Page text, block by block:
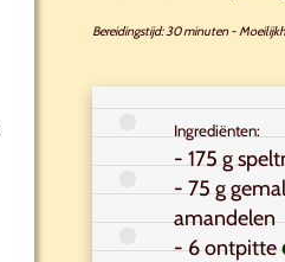
Bereidingstijd: 30 minuten-
Ingrediënten:
- 175 g
- 75 g
amandelen
- 6 ontpitte